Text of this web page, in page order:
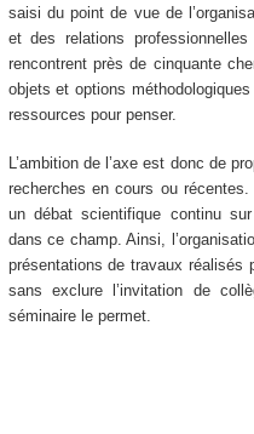
saisi du point de vue de
et des relations
rencontrent près de cinquante
objets et options
ressources pour penser.
L’ambition de l’axe est donc de
recherches en cours ou
un débat scientifique continu
dans ce champ. Ainsi,
présentations de travaux réalisés
sans exclure l’invitation de
séminaire le permet.